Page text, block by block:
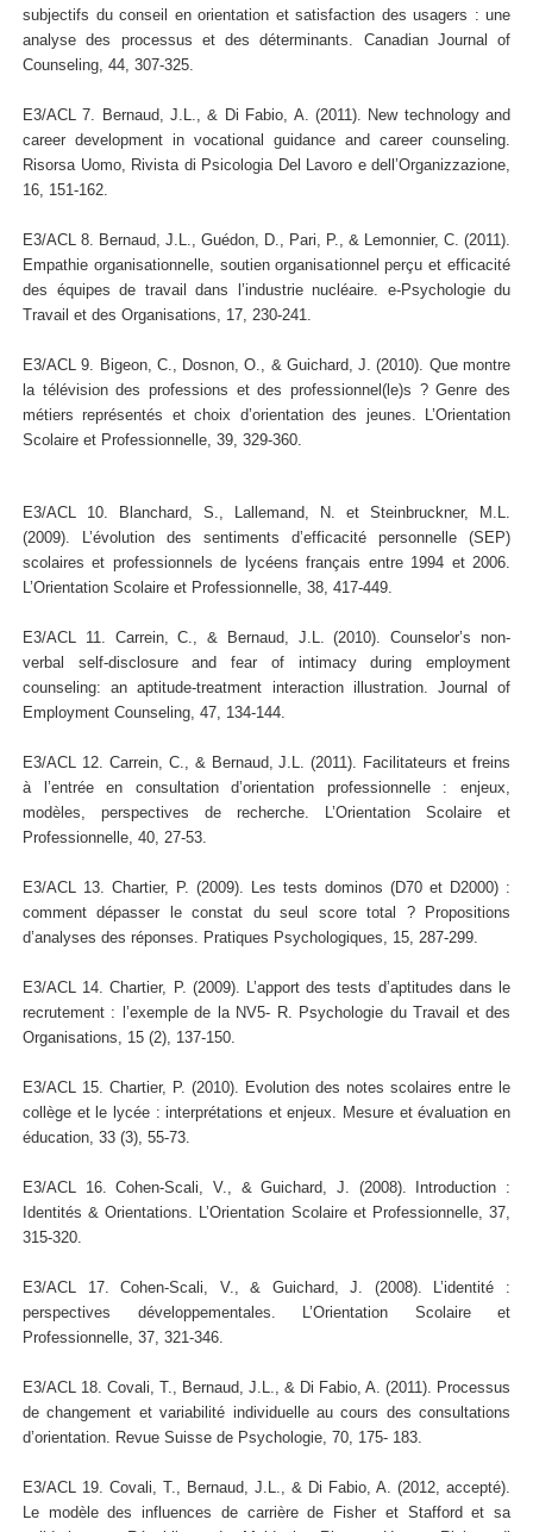
subjectifs du conseil en orientation et satisfaction des usagers : une
analyse des processus et des déterminants. Canadian Journal of
Counseling, 44, 307-325.
E3/ACL 7. Bernaud, J.L., & Di Fabio, A. (2011). New technology and
career development in vocational guidance and career counseling.
Risorsa Uomo, Rivista di Psicologia Del Lavoro e dell’Organizzazione,
16, 151-162.
E3/ACL 8. Bernaud, J.L., Guédon, D., Pari, P., & Lemonnier, C. (2011).
Empathie organisationnelle, soutien organisationnel perçu et efficacité
des équipes de travail dans l’industrie nucléaire. e-Psychologie du
Travail et des Organisations, 17, 230-241.
E3/ACL 9. Bigeon, C., Dosnon, O., & Guichard, J. (2010). Que montre
la télévision des professions et des professionnel(le)s ? Genre des
métiers représentés et choix d’orientation des jeunes. L’Orientation
Scolaire et Professionnelle, 39, 329-360.
E3/ACL 10. Blanchard, S., Lallemand, N. et Steinbruckner, M.L.
(2009). L’évolution des sentiments d’efficacité personnelle (SEP)
scolaires et professionnels de lycéens français entre 1994 et 2006.
L’Orientation Scolaire et Professionnelle, 38, 417-449.
E3/ACL 11. Carrein, C., & Bernaud, J.L. (2010). Counselor’s non-
verbal self-disclosure and fear of intimacy during employment
counseling: an aptitude-treatment interaction illustration. Journal of
Employment Counseling, 47, 134-144.
E3/ACL 12. Carrein, C., & Bernaud, J.L. (2011). Facilitateurs et freins
à l’entrée en consultation d’orientation professionnelle : enjeux,
modèles, perspectives de recherche. L’Orientation Scolaire et
Professionnelle, 40, 27-53.
E3/ACL 13. Chartier, P. (2009). Les tests dominos (D70 et D2000) :
comment dépasser le constat du seul score total ? Propositions
d’analyses des réponses. Pratiques Psychologiques, 15, 287-299.
E3/ACL 14. Chartier, P. (2009). L’apport des tests d’aptitudes dans le
recrutement : l’exemple de la NV5- R. Psychologie du Travail et des
Organisations, 15 (2), 137-150.
E3/ACL 15. Chartier, P. (2010). Evolution des notes scolaires entre le
collège et le lycée : interprétations et enjeux. Mesure et évaluation en
éducation, 33 (3), 55-73.
E3/ACL 16. Cohen-Scali, V., & Guichard, J. (2008). Introduction :
Identités & Orientations. L’Orientation Scolaire et Professionnelle, 37,
315-320.
E3/ACL 17. Cohen-Scali, V., & Guichard, J. (2008). L’identité :
perspectives développementales. L’Orientation Scolaire et
Professionnelle, 37, 321-346.
E3/ACL 18. Covali, T., Bernaud, J.L., & Di Fabio, A. (2011). Processus
de changement et variabilité individuelle au cours des consultations
d’orientation. Revue Suisse de Psychologie, 70, 175- 183.
E3/ACL 19. Covali, T., Bernaud, J.L., & Di Fabio, A. (2012, accepté).
Le modèle des influences de carrière de Fisher et Stafford et sa